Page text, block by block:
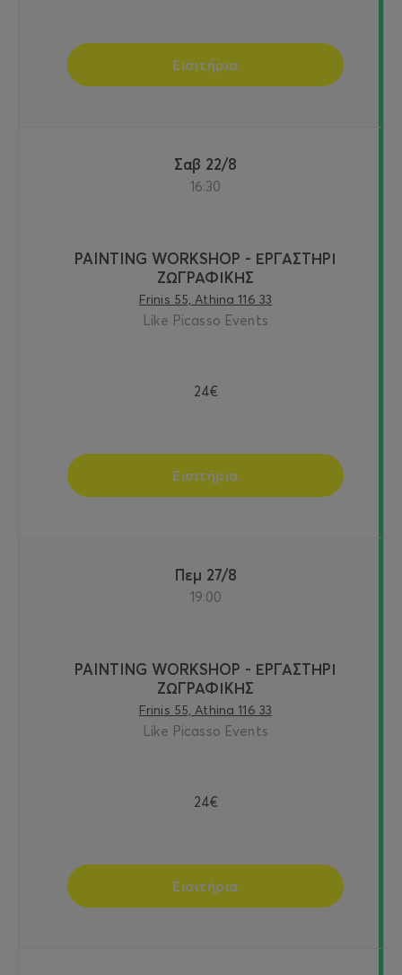
Εισιτήρια
Σαβ 22/8
16:30
PAINTING WORKSHOP - ΕΡΓΑΣΤΗΡΙ
ΖΩΓΡΑΦΙΚΗΣ
Frinis 55, Athina 116 33
Like Picasso Events
24€
Εισιτήρια
Πεμ 27/8
19:00
PAINTING WORKSHOP - ΕΡΓΑΣΤΗΡΙ
ΖΩΓΡΑΦΙΚΗΣ
Frinis 55, Athina 116 33
Like Picasso Events
24€
Εισιτήρια